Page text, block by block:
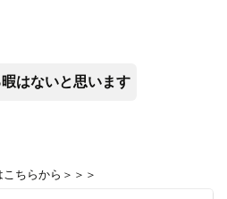
はないと思います
ちらから＞＞＞